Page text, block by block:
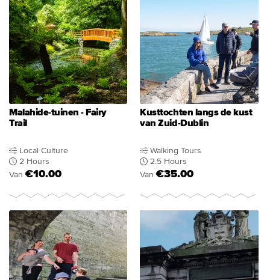
Malahide-tuinen - Fairy
Trail
Local Culture
2 Hours
Van €10.00
Kusttochten langs de kust
van Zuid-Dublin
Walking Tours
2.5 Hours
Van €35.00